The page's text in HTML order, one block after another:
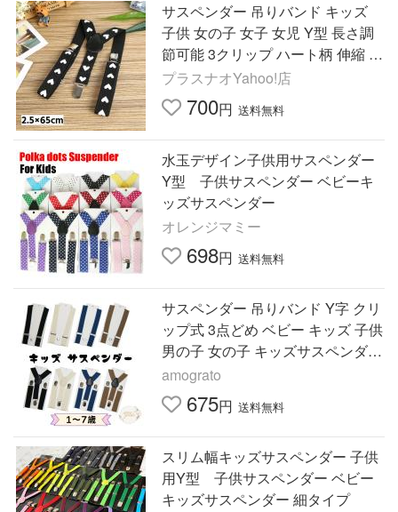
サスペンダー 吊りバンド キッズ
子供 女の子 女子 女児 Y型 長さ調
節可能 3クリップ ハート柄 伸縮 弾
性 モノトーン ファッション小物
服飾小
プラスナオYahoo!店
700円 送料無料
水玉デザイン子供用サスペンダー
Y型 子供サスペンダー ベビーキ
ッズサスペンダー
オレンジマミー
698円 送料無料
サスペンダー 吊りバンド Y字 クリ
ップ式 3点どめ ベビー キッズ 子供
男の子 女の子 キッズサスペンダー
子供サスペンダー
amograto
675円 送料無料
スリム幅キッズサスペンダー 子供
用Y型 子供サスペンダー ベビー
キッズサスペンダー 細タイプ